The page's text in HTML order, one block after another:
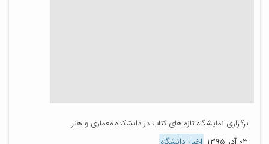
برگزاری نمایشگاه تازه های کتاب در دانشکده معماری و هنر